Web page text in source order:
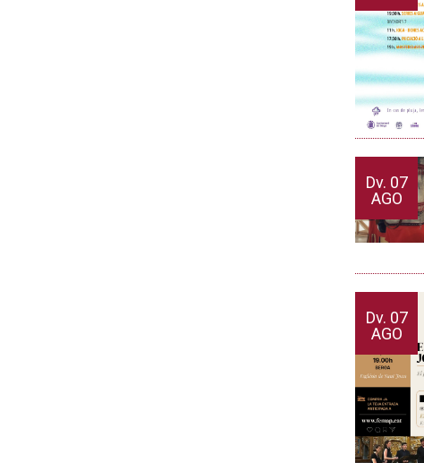
Dv. 07
AGO
Dv. 07
AGO